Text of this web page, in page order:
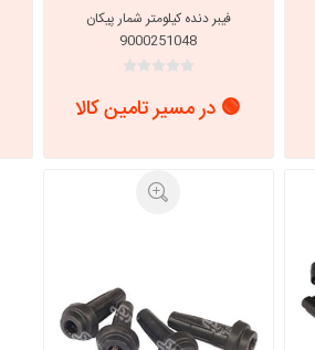
فیبر دنده کیلومتر شمار پیکان
9000251048
🟢 در مسیر تامین کالا